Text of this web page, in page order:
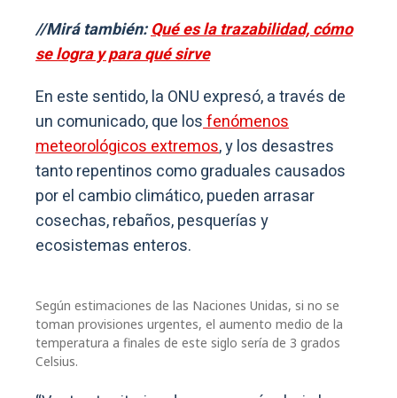
//Mirá también:Qué es la trazabilidad, cómo
se logra y para qué sirve
En este sentido, la ONU expresó, a través de
un comunicado, que losfenómenos
meteorológicos extremos, y los desastres
tanto repentinos como graduales causados
por el cambio climático, pueden arrasar
cosechas, rebaños, pesquerías y
ecosistemas enteros.
Según estimaciones de las Naciones Unidas, si no se
toman provisiones urgentes, el aumento medio de la
temperatura a finales de este siglo sería de 3 grados
Celsius.